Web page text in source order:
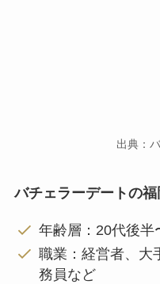
出典：
バチェラーデートの
年齢層：20代後半
職業：経営者、大
務員など